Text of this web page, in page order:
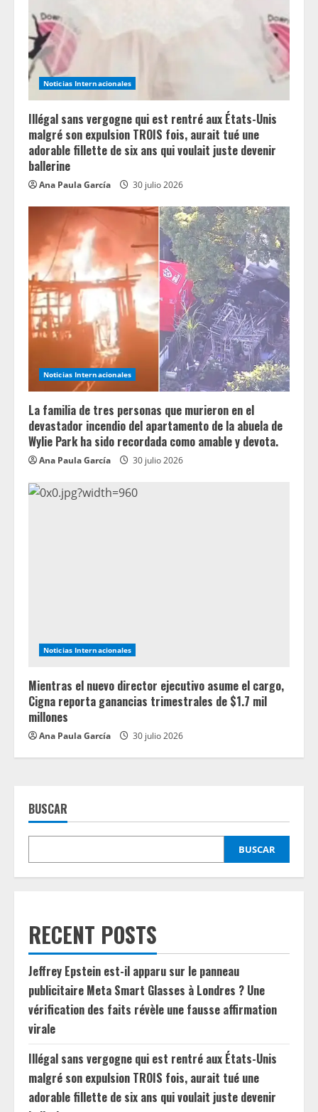
a
d
i
n
g
Noticias Internacionales
Illégal sans vergogne qui est rentré aux États-Unis
malgré son expulsion TROIS fois, aurait tué une
adorable fillette de six ans qui voulait juste devenir
ballerine
Ana Paula García 30 julio 2026
Noticias Internacionales
La familia de tres personas que murieron en el
devastador incendio del apartamento de la abuela de
Wylie Park ha sido recordada como amable y devota.
Ana Paula García 30 julio 2026
Noticias Internacionales
Mientras el nuevo director ejecutivo asume el cargo,
Cigna reporta ganancias trimestrales de $1.7 mil
millones
Ana Paula García 30 julio 2026
BUSCAR
BUSCAR
RECENT POSTS
Jeffrey Epstein est-il apparu sur le panneau
publicitaire Meta Smart Glasses à Londres ? Une
vérification des faits révèle une fausse affirmation
virale
Illégal sans vergogne qui est rentré aux États-Unis
malgré son expulsion TROIS fois, aurait tué une
adorable fillette de six ans qui voulait juste devenir